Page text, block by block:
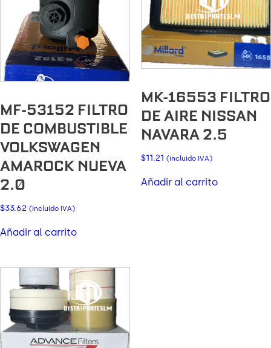
MF-53152 FILTRO
DE COMBUSTIBLE
VOLKSWAGEN
AMAROCK NUEVA
2.0
$33.62 (incluido IVA)
Añadir al carrito
MK-16553 FILTRO
DE AIRE NISSAN
NAVARA 2.5
$11.21 (incluido IVA)
Añadir al carrito